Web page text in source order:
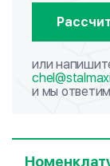
или
и мы